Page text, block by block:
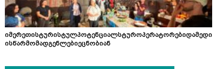
იმერეთისტურისტულპოტენციალსტუროპერატორებიდამედი
ისწარმომადგენლებიეცნობიან